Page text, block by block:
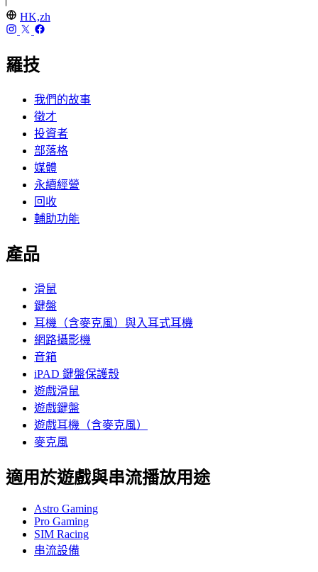
HK,zh
羅技
我們的故事
徵才
投資者
部落格
媒體
永續經營
回收
輔助功能
產品
滑鼠
鍵盤
耳機（含麥克風）與入耳式耳機
網路攝影機
音箱
iPAD 鍵盤保護殼
遊戲滑鼠
遊戲鍵盤
遊戲耳機（含麥克風）
麥克風
適用於遊戲與串流播放用途
Astro Gaming
Pro Gaming
SIM Racing
串流設備